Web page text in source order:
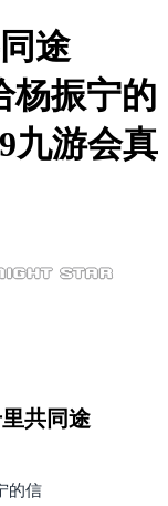
途
杨振宁的
游会真
共同途
的信